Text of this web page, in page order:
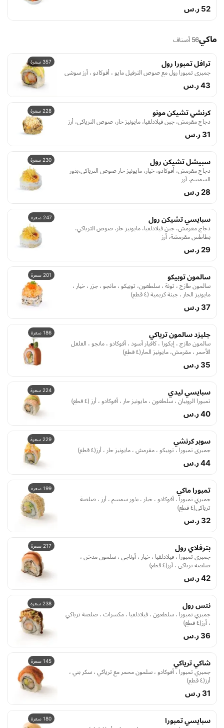
52 ر.س
ماكي56 أصناف
357 سعرة ترافل تمبورا رول
جمبري تمبورا رول مع صوص الترفيل مايو ، أفوكادو ، أرز سوشي
43 ر.س
228 سعرة كرنشي تشيكن مونو
دجاج مقرمش، جبن فيلادلفيا، مايونيز حار، صوص الترياكي، أرز
31 ر.س
230 سعرة سبيشل تشيكن رول
دجاج مقرمش، أفوكادو، خيار، مايونيز حار صوص الترياكي،بذور
السمسم، أرز
28 ر.س
247 سعرة سبايسي تشيكن رول
دجاج مقرمش، جبن فيلادلفيا، مايونيز حار، صوص الترياكي،
بطاطس مقرمشة، أرز
29 ر.س
201 سعرة سالمون توبيكو
سالمون طازج ، تونة ، سلطعون، توبيكو ، مانجو ، جزر ، خيار ،
مايونيز الحار ، جبنة كريمية (٤ قطع)
37 ر.س
186 سعرة جليزد سالمون ترياكي
سالمون طازج ، إيكورا ، كافيار أسود ، أفوكادو ، مانجو ، الفلفل
الأحمر ، مقرمش، مايونيز الحار(٤ قطع)
35 ر.س
224 سعرة سبايسي ليدي
تمبورا الروبيان ، سلطعون ، مايونيز حار ، أفوكادو ، أرز (٤ قطع)
40 ر.س
229 سعرة سوبر كرنشي
جمبري تمبورا ، توبيكو ، مقرمش ، مايونيز حار ، أرز(٤ قطع)
44 ر.س
199 سعرة تمبورا ماكي
جمبري تمبورا ، أفوكادو ، خيار ، بذور سمسم ، أرز ، صلصة
ترياكي(٤ قطع)
32 ر.س
217 سعرة بترفلاي رول
جمبري تمبورا ، فيلادلفيا ، خيار ، أوناجي ، سلمون مدخن ،
صلصة ترياكي ، أرز(٤ قطع)
42 ر.س
238 سعرة نتس رول
جمبري تمبورا ، سلطعون ، فيلادلفيا ، مكسرات ، صلصة ترياكي
، أرز(٤ قطع)
36 ر.س
145 سعرة شاكي ترياكي
جمبري تمبورا ، أفوكادو ، سلمون محمر مع ترياكي ، سكر بني ،
أرز(٤ قطع)
31 ر.س
180 سعرة سبايسي تمبورا